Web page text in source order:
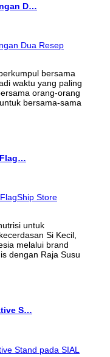
D…
bersama
waktu yang paling
orang-orang
bersama-sama
Flag…
untuk
Si Kecil,
melalui brand
dengan Raja Susu
S…